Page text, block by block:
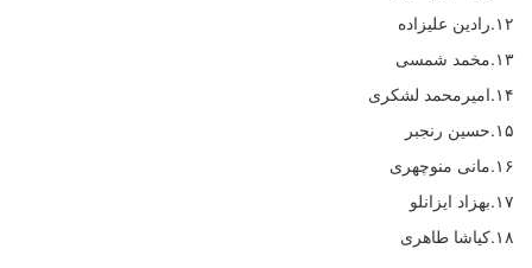
۱۲.رادین علیزاده
۱۳.مخمد شمسی
۱۴.امیرمحمد لشکری
۱۵.حسین رنجبر
۱۶.مانی منوچهری
۱۷.بهزاد ایزانلو
۱۸.کیاشا طاهری